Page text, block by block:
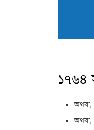
১৭৬৪
অথবা,
অথবা,